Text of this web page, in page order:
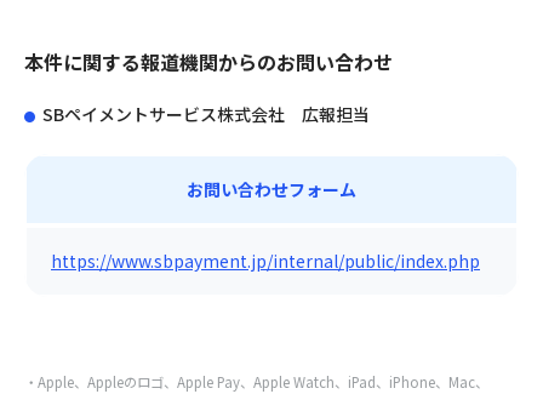
本件に関する報道機関からのお問い合わせ
SBペイメントサービス株式会社 広報担当
お問い合わせフォーム
https://www.sbpayment.jp/internal/public/index.php
Apple、Appleのロゴ、Apple Pay、Apple Watch、iPad、iPhone、Mac、